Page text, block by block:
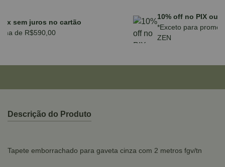
Parcele em até 10x sem juros no cartão
para compras acima de R$590,00
Descrição do Produto
Tapete emborrachado para gaveta cinza com 2 metros fgv/tn